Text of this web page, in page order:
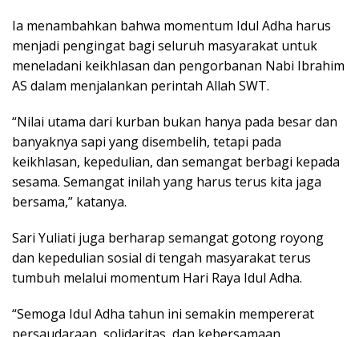
Ia menambahkan bahwa momentum Idul Adha harus
menjadi pengingat bagi seluruh masyarakat untuk
meneladani keikhlasan dan pengorbanan Nabi Ibrahim
AS dalam menjalankan perintah Allah SWT.
“Nilai utama dari kurban bukan hanya pada besar dan
banyaknya sapi yang disembelih, tetapi pada
keikhlasan, kepedulian, dan semangat berbagi kepada
sesama. Semangat inilah yang harus terus kita jaga
bersama,” katanya.
Sari Yuliati juga berharap semangat gotong royong
dan kepedulian sosial di tengah masyarakat terus
tumbuh melalui momentum Hari Raya Idul Adha.
“Semoga Idul Adha tahun ini semakin mempererat